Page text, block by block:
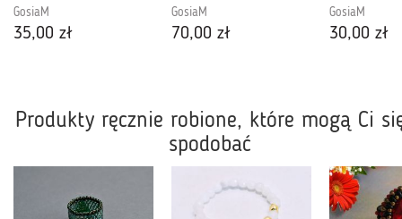
GosiaM
35,00 zł
GosiaM
70,00 zł
GosiaM
30,00 zł
Produkty ręcznie robione, które mogą Ci
spodobać